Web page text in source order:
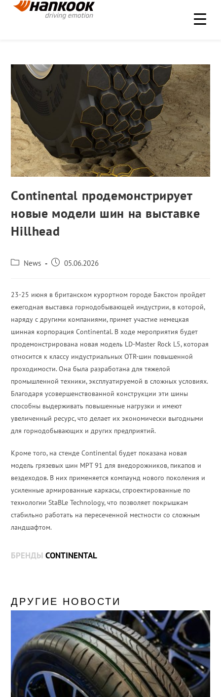
Continental продемонстрирует
новые модели шин на выставке
Hillhead
News 05.06.2026
23-25 июня в британском курортном городе Бакстон пройдет
ежегодная выставка горнодобывающей индустрии, в которой,
наряду с другими компаниями, примет участие немецкая
шинная корпорация Continental. В ходе мероприятия будет
продемонстрирована новая модель LD-Master Rock L5, которая
относится к классу индустриальных OTR-шин повышенной
проходимости. Она была разработана для тяжелой
промышленной техники, эксплуатируемой в сложных условиях.
Благодаря усовершенствованной конструкции эти шины
способны выдерживать повышенные нагрузки и имеют
увеличенный ресурс, что делает их экономически выгодными
для горнодобывающих и других предприятий.
Кроме того, на стенде Continental будет показана новая
модель грязевых шин MPT 91 для внедорожников, пикапов и
вездеходов. В них применяется компаунд нового поколения и
усиленные армированные каркасы, спроектированные по
технологии StaBLe Technology, что позволяет покрышкам
стабильно работать на пересеченной местности со сложным
ландшафтом.
БРЕНДЫCONTINENTAL
ДРУГИЕ НОВОСТИ